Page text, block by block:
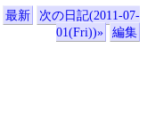
最新
次の日記(2011-07-
01(Fri))»
編集